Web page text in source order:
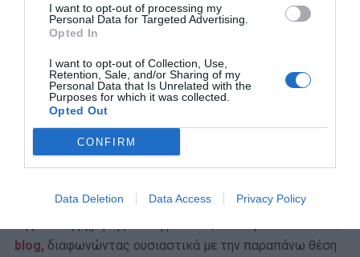
I want to opt-out of processing my
Personal Data for Targeted Advertising.
Opted In
I want to opt-out of Collection, Use,
Retention, Sale, and/or Sharing of my
Personal Data that Is Unrelated with the
Purposes for which it was collected.
Opted Out
CONFIRM
Data Deletion Data Access Privacy Policy
Όπως δείχνουν αυτά τα στοιχεία είναι λίγο παράδοξο να
ζητάς να αμφισβητηθούν προβλέψεις που δεν μπορούν
να είναι λάθος, λόγω θεϊκού δώρου. Η κατάρα της
Κασσάνδρας ήταν να μην την πιστεύει κανείς, όχι να
διαψεύδονται οι προβλέψεις της. Οι Κασσάνδρες δε
διαψεύστηκαν λοιπόν, αν διαψεύστηκαν δε θα
μπορούσαν να είναι Κασσάνδρες εξαρχής.
αναλύοντας το θέμα της Κασσάνδρας, των προβλέψεών
blog, διαφωνώντας ουσιαστικά με την παραπάνω θέση